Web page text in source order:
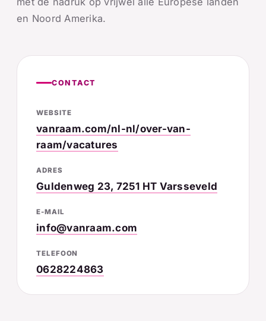
en Noord Amerika.
CONTACT
WEBSITE
vanraam.com/nl-nl/over-van-
raam/vacatures
ADRES
Guldenweg 23, 7251 HT Varsseveld
E-MAIL
info@vanraam.com
TELEFOON
0628224863